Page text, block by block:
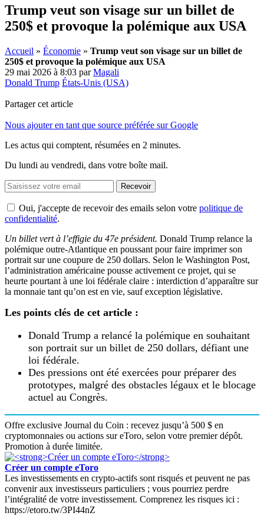
Trump veut son visage sur un billet de
250$ et provoque la polémique aux USA
Accueil » Économie » Trump veut son visage sur un billet de
250$ et provoque la polémique aux USA
29 mai 2026 à 8:03 parMagali
Donald Trump États-Unis (USA)
Partager cet article
Nous ajouter en tant que source préférée sur Google
Les actus qui comptent, résumées en 2 minutes.
Du lundi au vendredi, dans votre boîte mail.
Recevoir
Oui, j'accepte de recevoir des emails selon votre politique de
confidentialité.
Un billet vert à l’effigie du 47e président. Donald Trump relance la
polémique outre-Atlantique en poussant pour faire imprimer son
portrait sur une coupure de 250 dollars. Selon le Washington Post,
l’administration américaine pousse activement ce projet, qui se
heurte pourtant à une loi fédérale claire : interdiction d’apparaître sur
la monnaie tant qu’on est en vie, sauf exception législative.
Les points clés de cet article :
Donald Trump a relancé la polémique en souhaitant
son portrait sur un billet de 250 dollars, défiant une
loi fédérale.
Des pressions ont été exercées pour préparer des
prototypes, malgré des obstacles légaux et le blocage
actuel au Congrès.
Offre exclusive Journal du Coin : recevez jusqu’à 500 $ en
cryptomonnaies ou actions sur eToro, selon votre premier dépôt.
Promotion à durée limitée.
Créer un compte eToro
Les investissements en crypto-actifs sont risqués et peuvent ne pas
convenir aux investisseurs particuliers ; vous pourriez perdre
l’intégralité de votre investissement. Comprenez les risques ici :
https://etoro.tw/3PI44nZ